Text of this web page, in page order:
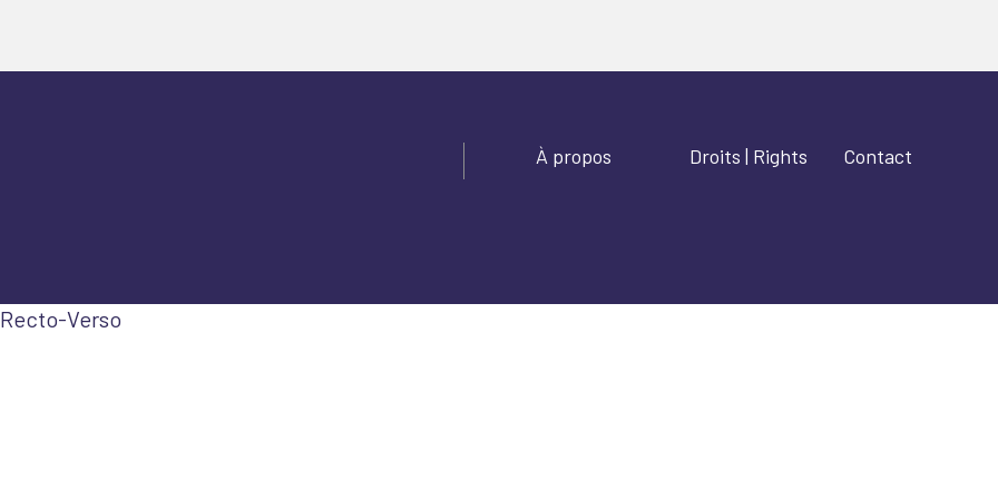
Recto-Verso
À propos Droits | Rights Contact